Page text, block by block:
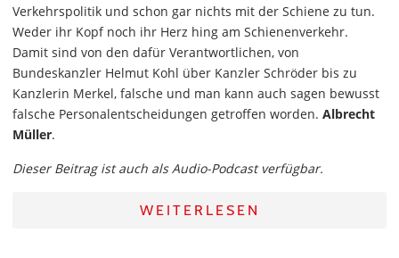
Verkehrspolitik und schon gar nichts mit der Schiene zu tun.
Weder ihr Kopf noch ihr Herz hing am Schienenverkehr.
Damit sind von den dafür Verantwortlichen, von
Bundeskanzler Helmut Kohl über Kanzler Schröder bis zu
Kanzlerin Merkel, falsche und man kann auch sagen bewusst
falsche Personalentscheidungen getroffen worden. Albrecht
Müller.
Dieser Beitrag ist auch als Audio-Podcast verfügbar.
WEITERLESEN